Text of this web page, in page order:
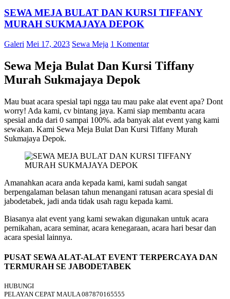
SEWA MEJA BULAT DAN KURSI TIFFANY
MURAH SUKMAJAYA DEPOK
Galeri Mei 17, 2023 Sewa Meja 1 Komentar
Sewa Meja Bulat Dan Kursi Tiffany
Murah Sukmajaya Depok
Mau buat acara spesial tapi ngga tau mau pake alat event apa? Dont
worry! Ada kami, cv bintang jaya. Kami siap membantu acara
spesial anda dari 0 sampai 100%. ada banyak alat event yang kami
sewakan. Kami Sewa Meja Bulat Dan Kursi Tiffany Murah
Sukmajaya Depok.
Amanahkan acara anda kepada kami, kami sudah sangat
berpengalaman belasan tahun menangani ratusan acara spesial di
jabodetabek, jadi anda tidak usah ragu kepada kami.
Biasanya alat event yang kami sewakan digunakan untuk acara
pernikahan, acara seminar, acara kenegaraan, acara hari besar dan
acara spesial lainnya.
PUSAT SEWA ALAT-ALAT EVENT TERPERCAYA DAN
TERMURAH SE JABODETABEK
HUBUNGI
PELAYAN CEPAT MAULA 087870165555